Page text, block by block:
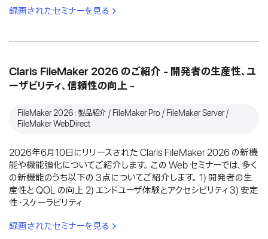
録画されたセミナーを見る
Claris FileMaker 2026 のご紹介 - 開発者の生産性、ユ
ーザビリティ、信頼性の向上 -
FileMaker 2026：製品紹介 / FileMaker Pro / FileMaker Server /
FileMaker WebDirect
2026年6月10日にリリースされた Claris FileMaker 2026 の新機
能や機能強化についてご紹介します。 この Web セミナーでは、多く
の新機能のうち以下の 3点についてご紹介します。 1) 開発者の生
産性と QOL の向上 2) エンドユーザ体験とアクセシビリティ 3) 安定
性・スケーラビリティ
録画されたセミナーを見る